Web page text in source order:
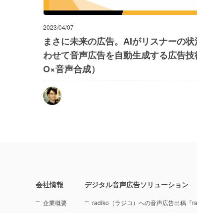
2023/04/07
まさに未来の広告。AIがリスナーの状
わせて音声広告を自動生成する広告
O×音声合成）
会社情報
企業概要
デジタル音声広告ソリューション
radiko（ラジコ）への音声広告出稿『